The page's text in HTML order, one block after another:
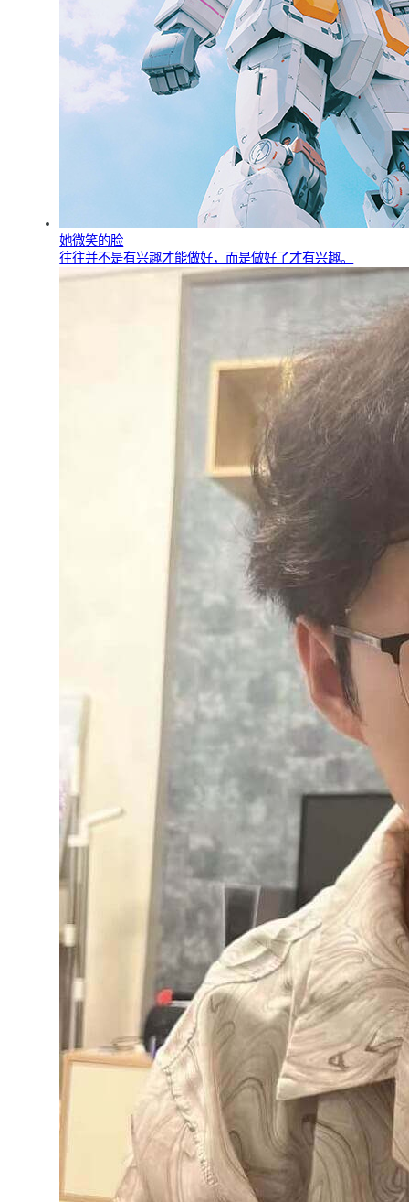
她微笑的脸
往往并不是有兴趣才能做好，而是做好了才有兴趣。